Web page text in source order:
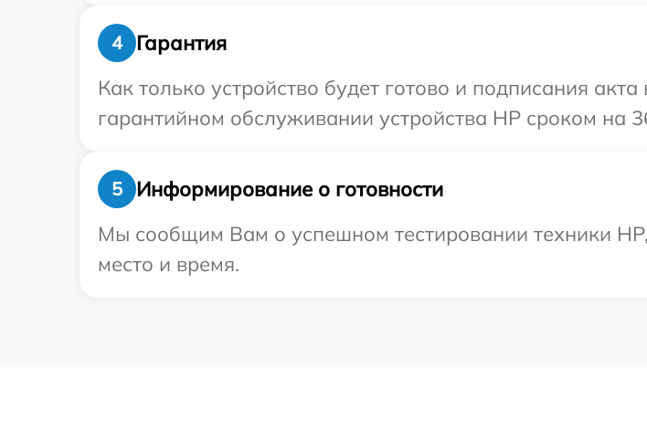
4
Гарантия
Как только устройство будет готово и подписания
гарантийном обслуживании устройства HP сроком на
5
Информирование о готовности
Мы сообщим Вам о успешном тестировании техники
место и время.